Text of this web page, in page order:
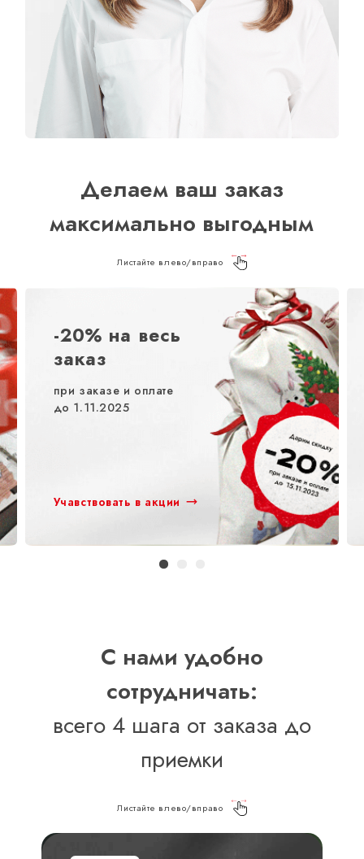
Делаем ваш заказ
максимально выгодным
Листайте влево/вправо
-20% на весь
заказ
при заказе и оплате
до 1.11.2025
Учавствовать в акции
С нами удобно
сотрудничать:
всего 4 шага от заказа до
приемки
Листайте влево/вправо